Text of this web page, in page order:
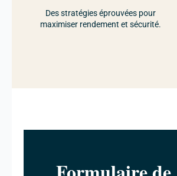
Des stratégies éprouvées pour
maximiser rendement et sécurité.